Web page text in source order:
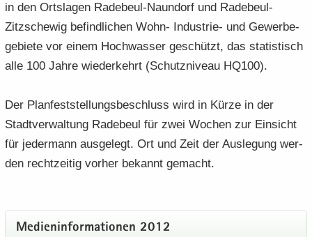
in den Orts­la­gen Radebeul-​Naun­dorf und Radebeul-​
Zitzschewig be­find­li­chen Wohn- Industrie-​ und Gewerbe­
gebiete vor einem Hoch­was­ser ge­schützt, das sta­tis­tisch
alle 100 Jahre wie­der­kehrt (Schutz­ni­veau HQ100).
Der Plan­fest­stel­lungs­be­schluss wird in Kürze in der
Stadt­ver­wal­tung Ra­de­beul für zwei Wo­chen zur Ein­sicht
für je­der­mann aus­ge­legt. Ort und Zeit der Aus­le­gung wer­
den recht­zei­tig vor­her be­kannt ge­macht.
Me­di­en­in­for­ma­tio­nen 2012